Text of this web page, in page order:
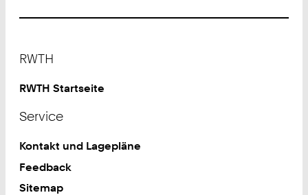
RWTH
RWTH Startseite
Service
Kontakt und Lagepläne
Feedback
Sitemap